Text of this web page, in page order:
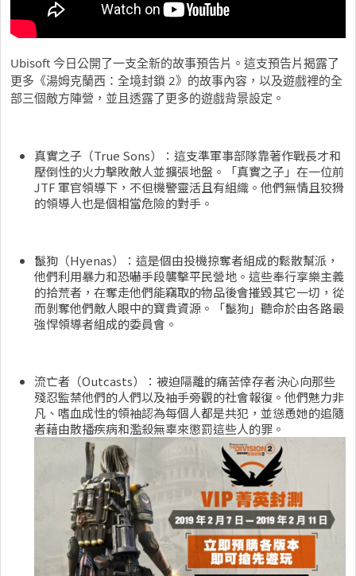
Ubisoft 今日公開了一支全新的故事預告片。這支預告片揭露了
更多《湯姆克蘭西：全境封鎖 2》的故事內容，以及遊戲裡的全
部三個敵方陣營，並且透露了更多的遊戲背景設定。
真實之子（True Sons）：這支準軍事部隊靠著作戰長才和
壓倒性的火力擊敗敵人並擴張地盤。「真實之子」在一位前
JTF 軍官領導下，不但機警靈活且有組織。他們無情且狡猾
的領導人也是個相當危險的對手。
鬣狗（Hyenas）：這是個由投機掠奪者組成的鬆散幫派，
他們利用暴力和恐嚇手段襲擊平民營地。這些奉行享樂主義
的拾荒者，在奪走他們能竊取的物品後會摧毀其它一切，從
而剝奪他們敵人眼中的寶貴資源。「鬣狗」聽命於由各路最
強悍領導者組成的委員會。
流亡者（Outcasts）：被迫隔離的痛苦倖存者決心向那些
殘忍監禁他們的人們以及袖手旁觀的社會報復。他們魅力非
凡、嗜血成性的領袖認為每個人都是共犯，並慫恿她的追隨
者藉由散播疾病和濫殺無辜來懲罰這些人的罪。